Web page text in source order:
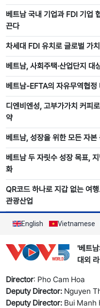
베트남 국내 기업과 FDI 기업
끈다
차세대 FDI 유치로 글로벌 가
베트남, 사회주택·산업단지 대
베트남-EFTA의 자유무역협
디엔비엔성, 고부가가치 커피
약
베트남, 성장을 위한 모든 자본
베트남 두 자릿수 성장 목표,
화
QR코드 하나로 지갑 없는 여
관광산업
English Vietnamese
'베트
대외
Director: Pho Cam Hoa
Deputy Director: Nguyen
Deputy Director: Bui Manh